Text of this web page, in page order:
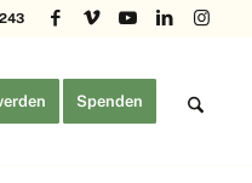
Spenden